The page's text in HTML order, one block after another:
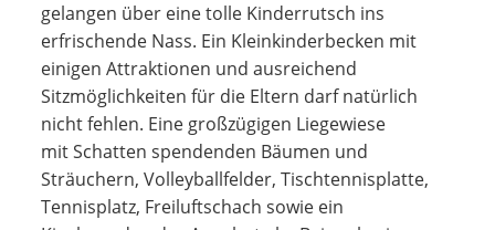
gelangen über eine tolle Kinderrutsch ins
erfrischende Nass. Ein Kleinkinderbecken mit
einigen Attraktionen und ausreichend
Sitzmöglichkeiten für die Eltern darf natürlich
nicht fehlen. Eine großzügigen Liegewiese
mit Schatten spendenden Bäumen und
Sträuchern, Volleyballfelder, Tischtennisplatte,
Tennisplatz, Freiluftschach sowie ein